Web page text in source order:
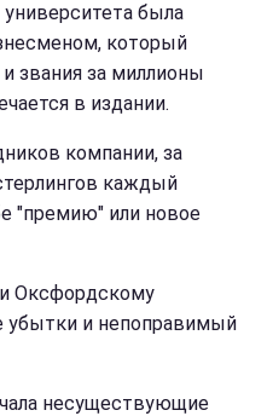
была
который
звания за миллионы
в издании.
компании, за
каждый
"премию" или новое
Оксфордскому
убытки и непоправимый
несуществующие